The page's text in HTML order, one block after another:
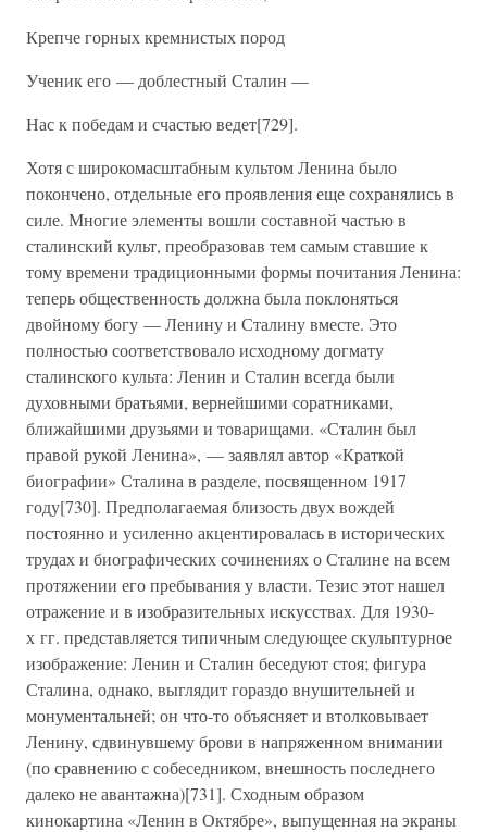
Крепче горных кремнистых пород
Ученик его — доблестный Сталин —
Нас к победам и счастью ведет[729].
Хотя с широкомасштабным культом Ленина было
покончено, отдельные его проявления еще сохранялись в
силе. Многие элементы вошли составной частью в
сталинский культ, преобразовав тем самым ставшие к
тому времени традиционными формы почитания Ленина:
теперь общественность должна была поклоняться
двойному богу — Ленину и Сталину вместе. Это
полностью соответствовало исходному догмату
сталинского культа: Ленин и Сталин всегда были
духовными братьями, вернейшими соратниками,
ближайшими друзьями и товарищами. «Сталин был
правой рукой Ленина», — заявлял автор «Краткой
биографии» Сталина в разделе, посвященном 1917
году[730]. Предполагаемая близость двух вождей
постоянно и усиленно акцентировалась в исторических
трудах и биографических сочинениях о Сталине на всем
протяжении его пребывания у власти. Тезис этот нашел
отражение и в изобразительных искусствах. Для 1930-
х гг. представляется типичным следующее скульптурное
изображение: Ленин и Сталин беседуют стоя; фигура
Сталина, однако, выглядит гораздо внушительней и
монументальней; он что-то объясняет и втолковывает
Ленину, сдвинувшему брови в напряженном внимании
(по сравнению с собеседником, внешность последнего
далеко не авантажна)[731]. Сходным образом
кинокартина «Ленин в Октябре», выпущенная на экраны